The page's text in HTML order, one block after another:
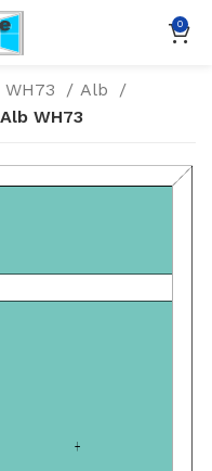
0
WH73
Alb
WH73